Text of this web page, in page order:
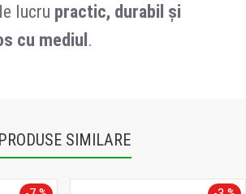
lucru practic, durabil și
cu mediul .
PRODUSE SIMILARE